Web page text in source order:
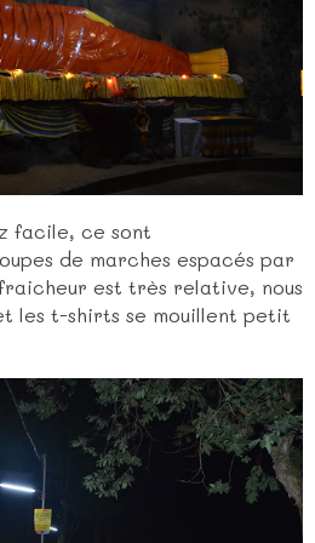
facile, ce sont
de marches espacés par
est très relative, nous
les t-shirts se mouillent petit